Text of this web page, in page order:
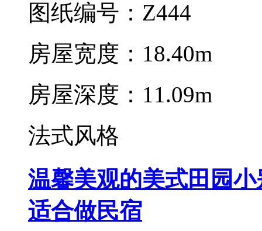
图纸编号：Z444
房屋宽度：18.40m
房屋深度：11.09m
法式风格
温馨美观的美式田园
适合做民宿